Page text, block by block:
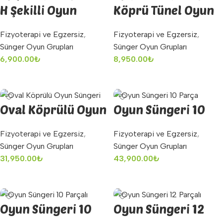
H Şekilli Oyun
Fizyoterapi ve Egzersiz,
Sünger Oyun Grupları
6,900.00₺
Köprü Tünel Oyun
Fizyoterapi ve Egzersiz,
Sünger Oyun Grupları
8,950.00₺
Oval Köprülü Oyun
Fizyoterapi ve Egzersiz,
Sünger Oyun Grupları
31,950.00₺
Oyun Süngeri 10
Fizyoterapi ve Egzersiz,
Sünger Oyun Grupları
43,900.00₺
Oyun Süngeri 10
Oyun Süngeri 12